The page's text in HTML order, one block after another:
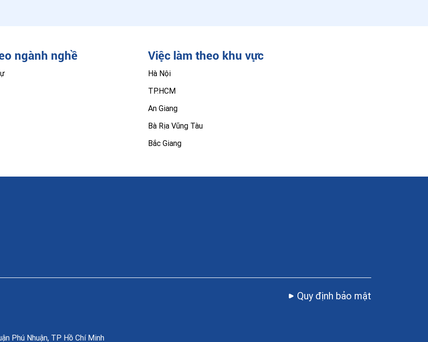
ngành nghề Việc làm theo khu vực
Hà Nội
TP.HCM
An Giang
Bà Rịa Vũng Tàu
Bắc Giang
Phú Nhuận, TP Hồ Chí Minh
Quy định bảo mật